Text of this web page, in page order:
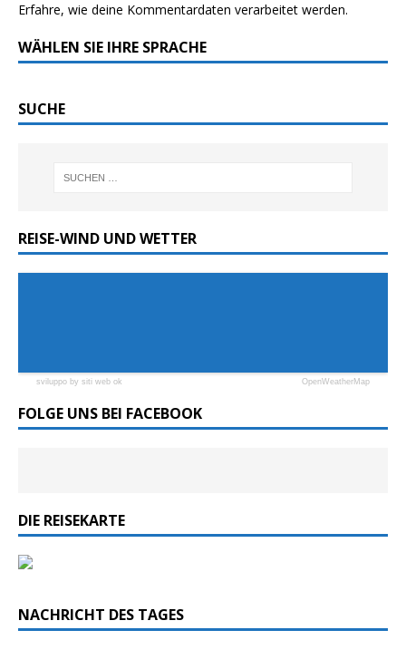
Erfahre, wie deine Kommentardaten verarbeitet werden.
WÄHLEN SIE IHRE SPRACHE
SUCHE
REISE-WIND UND WETTER
sviluppo by siti web ok OpenWeatherMap
FOLGE UNS BEI FACEBOOK
DIE REISEKARTE
NACHRICHT DES TAGES